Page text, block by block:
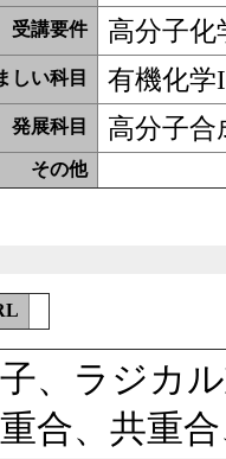
受講要件 高分子
しい科目 有機化
発展科目 高分子合
その他
、ラジカ
合、共重